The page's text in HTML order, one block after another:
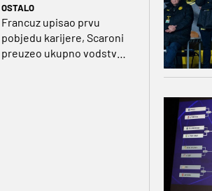
OSTALO
Francuz upisao prvu
pobjedu karijere, Scaroni
preuzeo ukupno vodstvo